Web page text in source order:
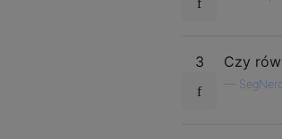
3 Czy
SegNerd